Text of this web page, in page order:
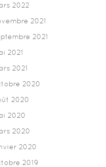
2022
2021
2021
2021
2021
2020
2020
2020
2020
2020
2019